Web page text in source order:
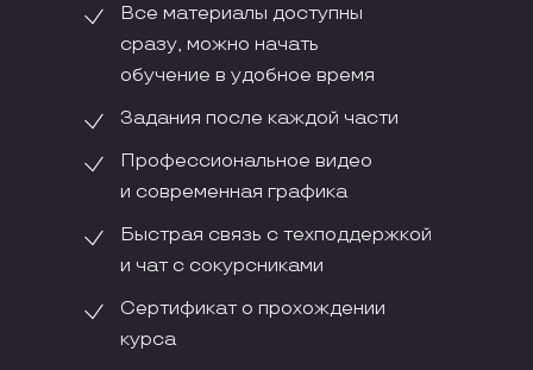
Все материалы доступны
сразу, можно начать
обучение в удобное время
Задания после каждой части
Профессиональное видео
и современная графика
Быстрая связь с техподдержкой
и чат с сокурсниками
Сертификат о прохождении
курса